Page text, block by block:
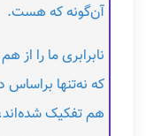
آن‌گونه که هست.
نابرابری ما را
که نه‌تنها براساس
هم تفکیک